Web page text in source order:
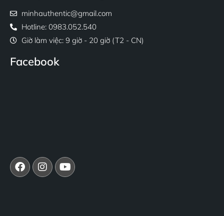
minhauthentic@gmail.com
Hotline: 0983.052.540
Giờ làm việc: 9 giờ - 20 giờ (T2 - CN)
Facebook